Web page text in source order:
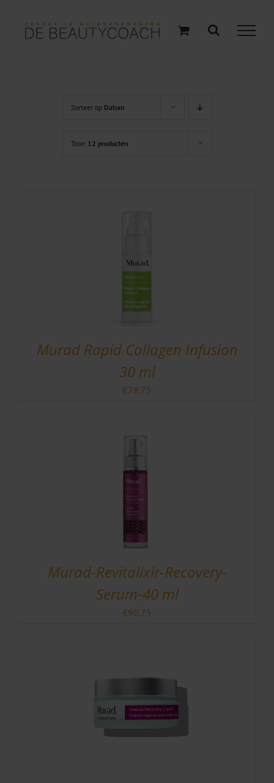
inhoud
Sorteer op Datum
Toon 12 producten
Murad Rapid Collagen Infusion
30 ml
€78.75
Murad-Revitalixir-Recovery-
Serum-40 ml
€90.75